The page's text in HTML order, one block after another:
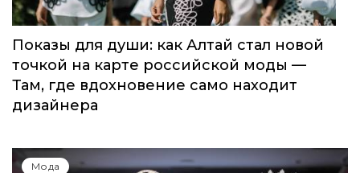
Показы для души: как Алтай стал новой
точкой на карте российской моды —
Там, где вдохновение само находит
дизайнера
Мода